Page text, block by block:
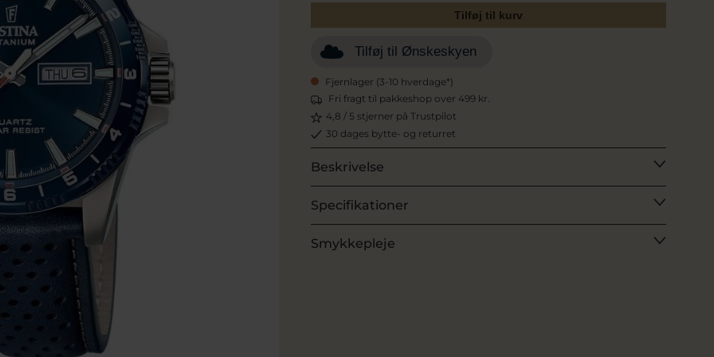
Tilføj til kurv
Tilføj til Ønskeskyen
Fjernlager (3-10 hverdage*)
Fri fragt til pakkeshop over 499 kr.
4,8 / 5 stjerner på Trustpilot
30 dages bytte- og returret
Beskrivelse
Specifikationer
Smykkepleje